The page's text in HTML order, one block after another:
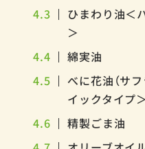
4.3
ひまわり油＜
＞
4.4
綿実油
4.5
べに花油（サ
イックタイプ＞
4.6
精製ごま油